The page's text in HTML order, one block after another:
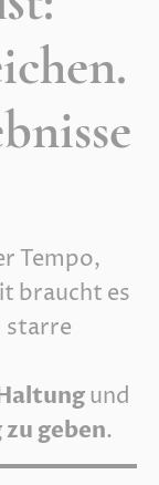
Tempo,
braucht es
starre
und
geben.